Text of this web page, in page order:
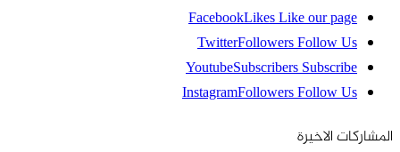
FacebookLikesLike our page
TwitterFollowersFollow Us
YoutubeSubscribersSubscribe
InstagramFollowersFollow Us
المشاركات الاخيرة